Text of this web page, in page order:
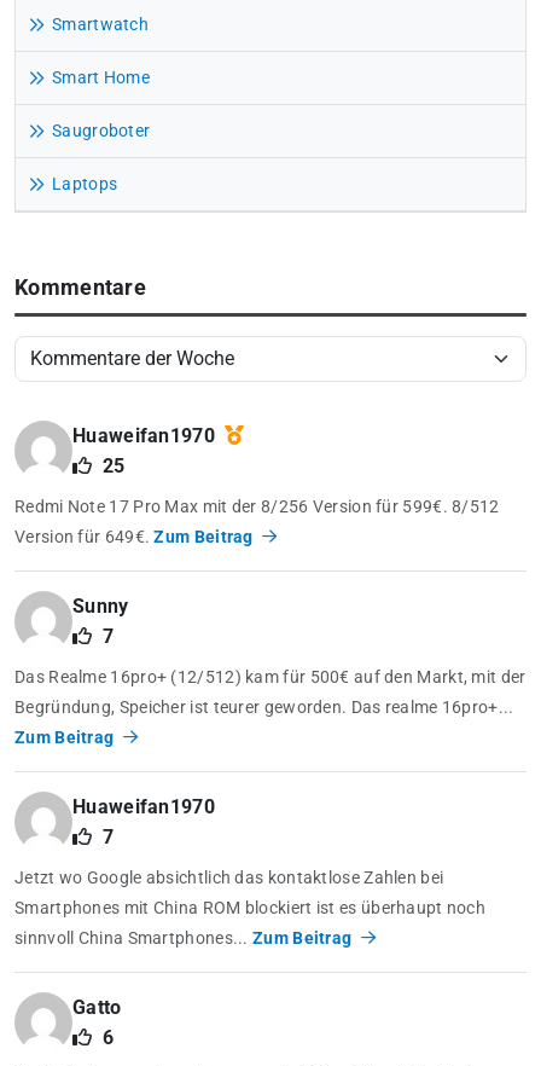
Smartwatch
Smart Home
Saugroboter
Laptops
Kommentare
Huaweifan1970
25
Redmi Note 17 Pro Max mit der 8/256 Version für 599€. 8/512
Version für 649€.Zum Beitrag
Sunny
7
Das Realme 16pro+ (12/512) kam für 500€ auf den Markt, mit der
Begründung, Speicher ist teurer geworden. Das realme 16pro+...
Zum Beitrag
Huaweifan1970
7
Jetzt wo Google absichtlich das kontaktlose Zahlen bei
Smartphones mit China ROM blockiert ist es überhaupt noch
sinnvoll China Smartphones...Zum Beitrag
Gatto
6